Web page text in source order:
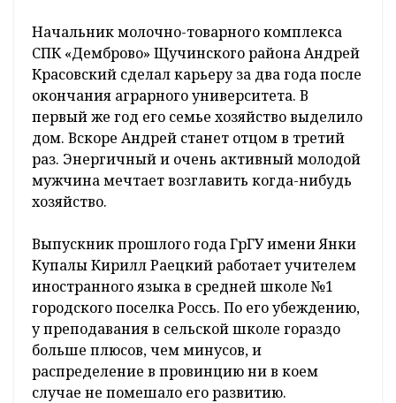
Начальник молочно-товарного комплекса
СПК «Демброво» Щучинского района Андрей
Красовский сделал карьеру за два года после
окончания аграрного университета. В
первый же год его семье хозяйство выделило
дом. Вскоре Андрей станет отцом в третий
раз. Энергичный и очень активный молодой
мужчина мечтает возглавить когда-нибудь
хозяйство.
Выпускник прошлого года ГрГУ имени Янки
Купалы Кирилл Раецкий работает учителем
иностранного языка в средней школе №1
городского поселка Россь. По его убеждению,
у преподавания в сельской школе гораздо
больше плюсов, чем минусов, и
распределение в провинцию ни в коем
случае не помешало его развитию.